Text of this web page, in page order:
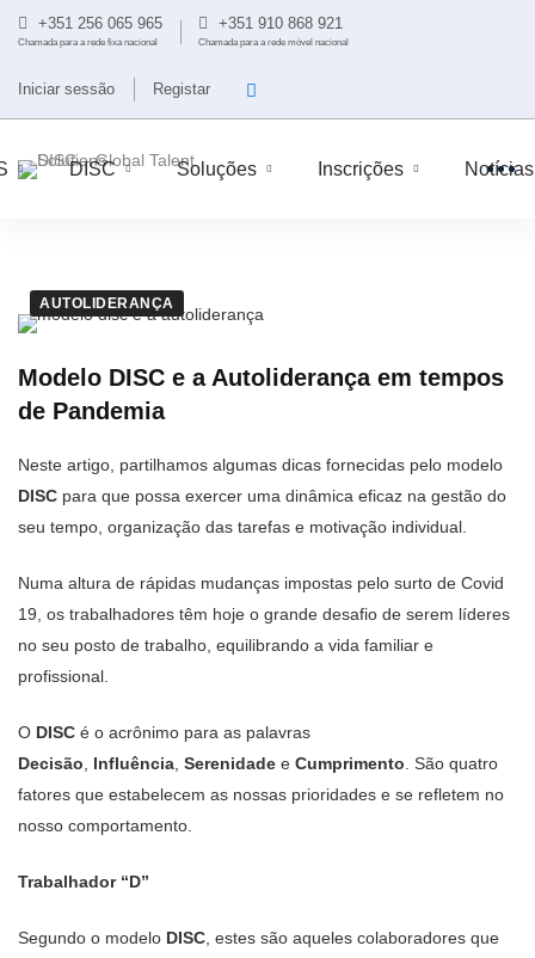
+351 256 065 965
Chamada para a rede fixa nacional
+351 910 868 921
Chamada para a rede móvel nacional
Iniciar sessão Registar
DISC Soluções Inscrições Notícias
AUTOLIDERANÇA
Modelo DISC e a Autoliderança em tempos
de Pandemia
Neste artigo, partilhamos algumas dicas fornecidas pelo modelo
DISC para que possa exercer uma dinâmica eficaz na gestão do
seu tempo, organização das tarefas e motivação individual.
Numa altura de rápidas mudanças impostas pelo surto de Covid
19, os trabalhadores têm hoje o grande desafio de serem líderes
no seu posto de trabalho, equilibrando a vida familiar e
profissional.
O DISC é o acrônimo para as palavras
Decisão
Influência Serenidade e Cumprimento . São quatro
fatores que estabelecem as nossas prioridades e se refletem no
nosso comportamento.
Trabalhador “D”
Segundo o modelo DISC , estes são aqueles colaboradores que